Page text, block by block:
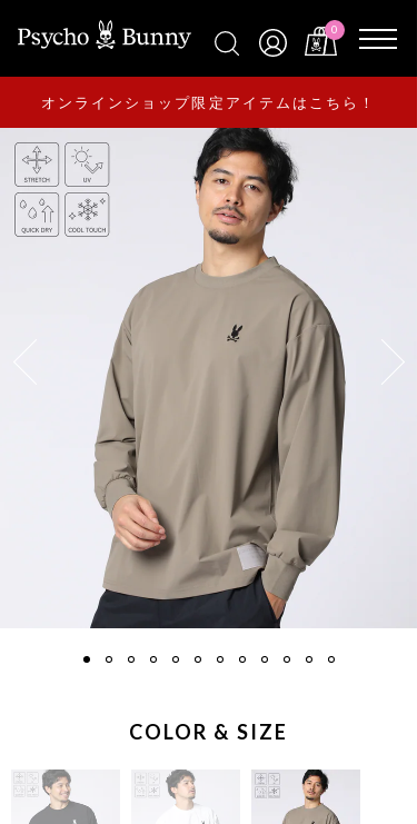
0
オンラインショップ限定アイテムはこちら！
COLOR & SIZE